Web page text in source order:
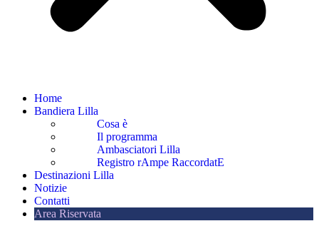
Home
Bandiera Lilla
Cosa è
Il programma
Ambasciatori Lilla
Registro rAmpe RaccordatE
Destinazioni Lilla
Notizie
Contatti
Area Riservata